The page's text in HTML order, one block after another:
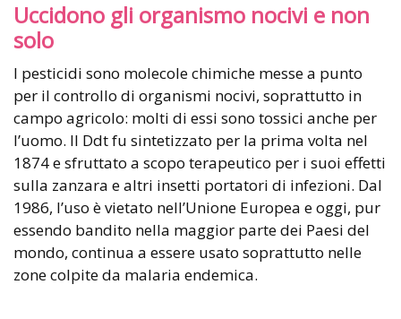
Uccidono gli organismo nocivi e non
solo
I pesticidi sono molecole chimiche messe a punto
per il controllo di organismi nocivi, soprattutto in
campo agricolo: molti di essi sono tossici anche per
l’uomo. Il Ddt fu sintetizzato per la prima volta nel
1874 e sfruttato a scopo terapeutico per i suoi effetti
sulla zanzara e altri insetti portatori di infezioni. Dal
1986, l’uso è vietato nell’Unione Europea e oggi, pur
essendo bandito nella maggior parte dei Paesi del
mondo, continua a essere usato soprattutto nelle
zone colpite da malaria endemica.